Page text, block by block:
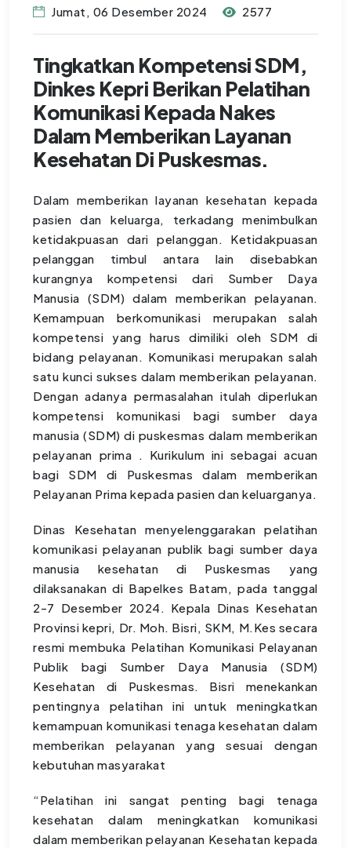
Jumat, 06 Desember 2024
2577
Tingkatkan Kompetensi SDM,
Dinkes Kepri Berikan Pelatihan
Komunikasi Kepada Nakes
Dalam Memberikan Layanan
Kesehatan Di Puskesmas.
Dalam memberikan layanan kesehatan kepada
pasien dan keluarga, terkadang menimbulkan
ketidakpuasan dari pelanggan. Ketidakpuasan
pelanggan timbul antara lain disebabkan
kurangnya kompetensi dari Sumber Daya
Manusia (SDM) dalam memberikan pelayanan.
Kemampuan berkomunikasi merupakan salah
kompetensi yang harus dimiliki oleh SDM di
bidang pelayanan. Komunikasi merupakan salah
satu kunci sukses dalam memberikan pelayanan.
Dengan adanya permasalahan itulah diperlukan
kompetensi komunikasi bagi sumber daya
manusia (SDM) di puskesmas dalam memberikan
pelayanan prima . Kurikulum ini sebagai acuan
bagi SDM di Puskesmas dalam memberikan
Pelayanan Prima kepada pasien dan keluarganya.
Dinas Kesehatan menyelenggarakan pelatihan
komunikasi pelayanan publik bagi sumber daya
manusia kesehatan di Puskesmas yang
dilaksanakan di Bapelkes Batam, pada tanggal
2-7 Desember 2024. Kepala Dinas Kesehatan
Provinsi kepri, Dr. Moh. Bisri, SKM, M.Kes secara
resmi membuka Pelatihan Komunikasi Pelayanan
Publik bagi Sumber Daya Manusia (SDM)
Kesehatan di Puskesmas. Bisri menekankan
pentingnya pelatihan ini untuk meningkatkan
kemampuan komunikasi tenaga kesehatan dalam
memberikan pelayanan yang sesuai dengan
kebutuhan masyarakat
“Pelatihan ini sangat penting bagi tenaga
kesehatan dalam meningkatkan komunikasi
dalam memberikan pelayanan Kesehatan kepada